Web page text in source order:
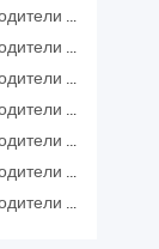
Производители Упаковочная Машина
Производители Упаковочное Оборудование
Производители Упаковочное Оборудование
Производители Машина Для Заполнения
Производители Упаковочная Машина Для Продуктов Питания
Производители Упаковочное Оборудование
Производители Упаковочная Машина